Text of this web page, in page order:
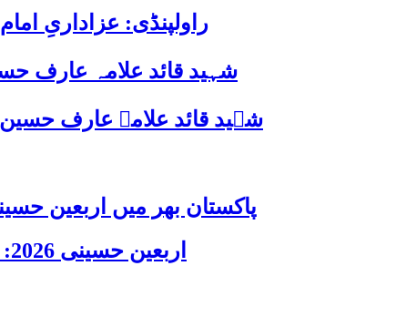
راولپنڈی: عزاداریِ
شہید قائد علامہ عارف
شہید قائد علامہ عارف حسین الحسینیؒ کی 38ویں برسی پر قائد ملت جعفریہ
پاکستان بھر میں اربعین حسینی 2026 عقیدت، اتحاد اور جوش و جذبے کے ساتھ منایا گیا، لاکھوں عزادار
اربعین حسینی 2026: عزاداری فکر حسینی کی ترویج کا ذریعہ ہے، قائد ملت جعفریہ آیت اللہ سید ساجد علی نقوی